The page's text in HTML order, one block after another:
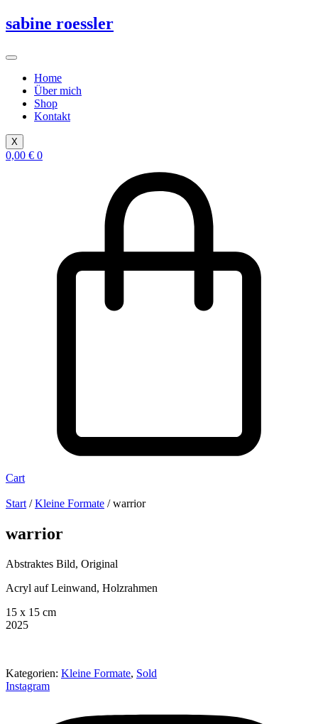
Zum
Inhalt
sabine roessler
Home
Über mich
Shop
Kontakt
X
0,00 € 0
Cart
Start /Kleine Formate / warrior
warrior
Abstraktes Bild, Original
Acryl auf Leinwand, Holzrahmen
15 x 15 cm
2025
Kategorien: Kleine Formate, Sold
Instagram